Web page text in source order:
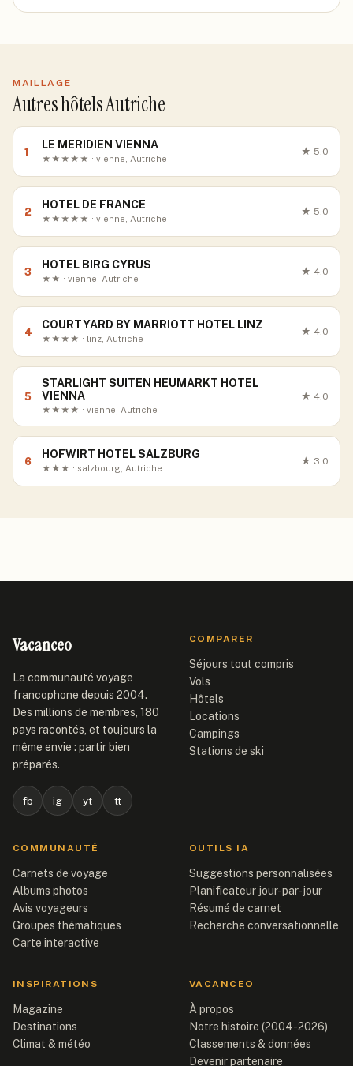
MAILLAGE
Autres hôtels Autriche
1
LE MERIDIEN VIENNA
★★★★★ · vienne, Autriche
★ 5.0
2
HOTEL DE FRANCE
★★★★★ · vienne, Autriche
★ 5.0
3
HOTEL BIRG CYRUS
★★ · vienne, Autriche
★ 4.0
4
COURTYARD BY MARRIOTT HOTEL LINZ
★★★★ · linz, Autriche
★ 4.0
5
STARLIGHT SUITEN HEUMARKT HOTEL
VIENNA
★★★★ · vienne, Autriche
★ 4.0
6
HOFWIRT HOTEL SALZBURG
★★★ · salzbourg, Autriche
★ 3.0
Vacanceo
La communauté voyage
francophone depuis 2004.
Des millions de membres, 180
pays racontés, et toujours la
même envie : partir bien
préparés.
fb ig yt tt
COMPARER
Séjours tout compris
Vols
Hôtels
Locations
Campings
Stations de ski
COMMUNAUTÉ
Carnets de voyage
Albums photos
Avis voyageurs
Groupes thématiques
Carte interactive
OUTILS IA
Suggestions personnalisées
Planificateur jour-par-jour
Résumé de carnet
Recherche conversationnelle
INSPIRATIONS
Magazine
Destinations
Climat & météo
VACANCEO
À propos
Notre histoire (2004-2026)
Classements & données
Devenir partenaire